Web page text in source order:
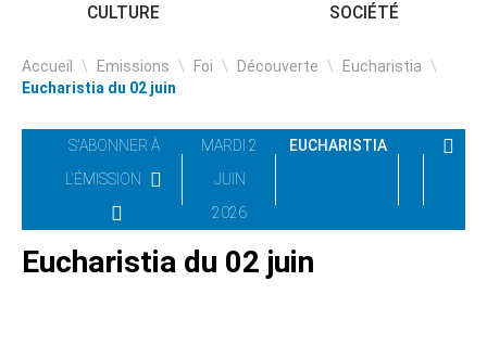
CULTURE SOCIÉTÉ
Accueil \ Emissions \ Foi \ Découverte \ Eucharistia \
Eucharistia du 02 juin
S'ABONNER À
L'ÉMISSION
MARDI 2
JUIN
2026
EUCHARISTIA
Eucharistia du 02 juin